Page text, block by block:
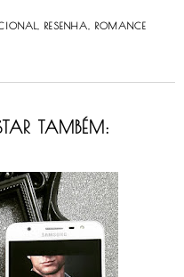
RESENHA
ROMANCE
TAMBÉM: